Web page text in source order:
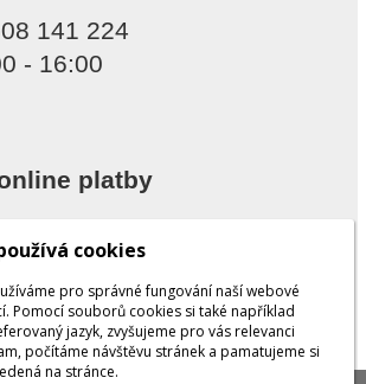
141 224
- 16:00
platby
důvěru
cookies
pro správné fungování naší webové
Pomocí souborů cookies si také například
jazyk, zvyšujeme pro vás relevanci
počítáme návštěvu stránek a pamatujeme si
na stránce.